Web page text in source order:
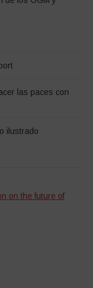
las paces con
ilustrado
on the future of